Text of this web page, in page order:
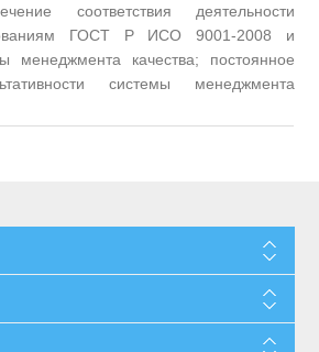
соответствия деятельности
ГОСТ Р ИСО 9001-2008 и
менеджмента качества; постоянное
системы менеджмента